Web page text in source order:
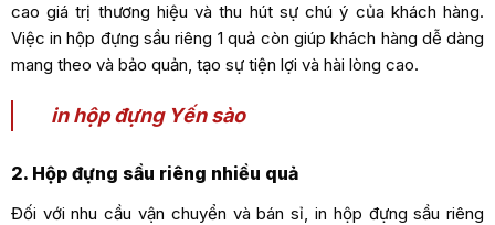
cao giá trị thương hiệu và thu hút sự chú ý của khách hàng.
Việc in hộp đựng sầu riêng 1 quả còn giúp khách hàng dễ dàng
mang theo và bảo quản, tạo sự tiện lợi và hài lòng cao.
in hộp đựng Yến sào
2. Hộp đựng sầu riêng nhiều quả
Đối với nhu cầu vận chuyển và bán sỉ, in hộp đựng sầu riêng